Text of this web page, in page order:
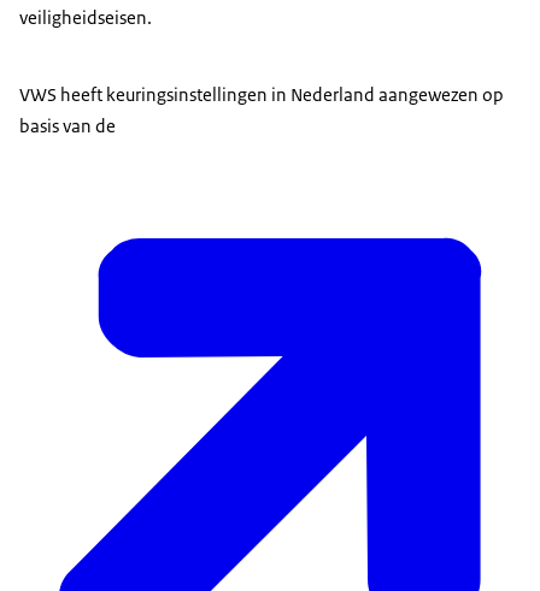
veiligheidseisen.
VWS heeft keuringsinstellingen in Nederland aangewezen op
basis van de